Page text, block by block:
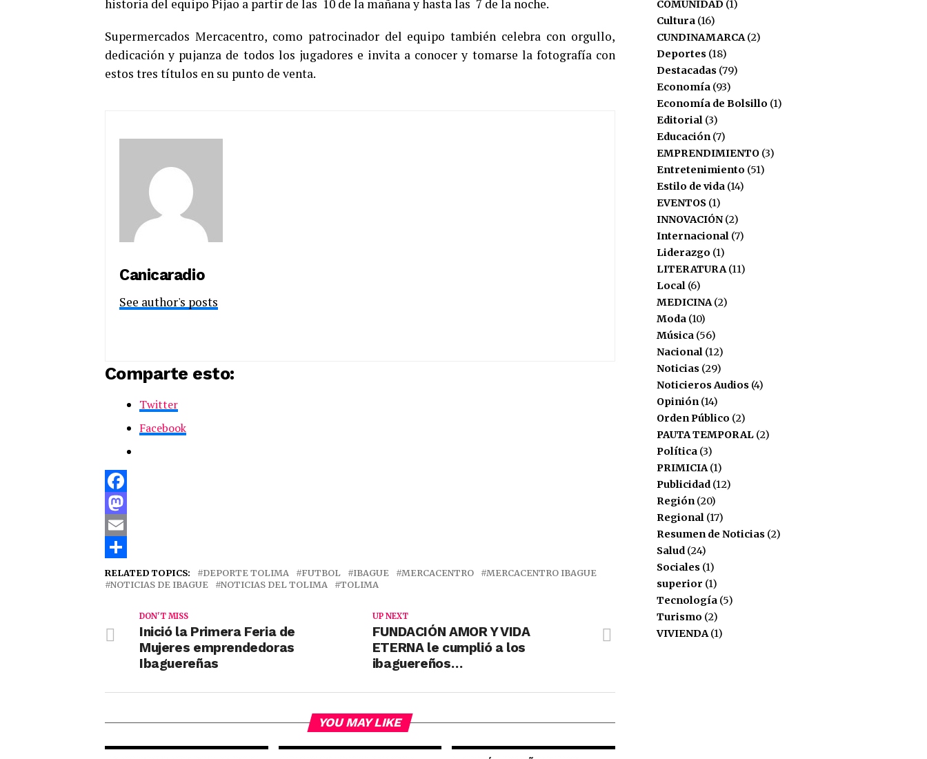
historia del equipo Pijao a partir de las 10 de la mañana y hasta las 7 de la noche.
Supermercados Mercacentro, como patrocinador del equipo también celebra con orgullo,
dedicación y pujanza de todos los jugadores e invita a conocer y tomarse la fotografía con
estos tres títulos en su punto de venta.
Canicaradio
See author's posts
Comparte esto:
Twitter
Facebook
Facebook
Mastodon
Email
Compartir
RELATED TOPICS: DEPORTE TOLIMA FUTBOL IBAGUE MERCACENTRO
MERCACENTRO IBAGUE
NOTICIAS DE IBAGUE
NOTICIAS DEL TOLIMA TOLIMA
UP NEXT
FUNDACIÓN AMOR Y VIDA
ETERNA le cumplió a los
ibaguereños…
DON'T MISS
Inició la Primera Feria de
Mujeres emprendedoras
Ibaguereñas
YOU MAY LIKE
COMUNIDAD (1)
Cultura (16)
CUNDINAMARCA(2)
Deportes (18)
Destacadas (79)
Economía (93)
Economía de Bolsillo (1)
Editorial (3)
Educación (7)
EMPRENDIMIENTO (3)
Entretenimiento (51)
Estilo de vida (14)
EVENTOS (1)
INNOVACIÓN (2)
Internacional (7)
Liderazgo (1)
LITERATURA(11)
Local (6)
MEDICINA(2)
Moda (10)
Música (56)
Nacional (12)
Noticias (29)
Noticieros Audios (4)
Opinión (14)
Orden Público (2)
PAUTA TEMPORAL (2)
Política (3)
PRIMICIA(1)
Publicidad (12)
Región (20)
Regional (17)
Resumen de Noticias (2)
Salud (24)
Sociales (1)
superior (1)
Tecnología (5)
Turismo (2)
VIVIENDA(1)